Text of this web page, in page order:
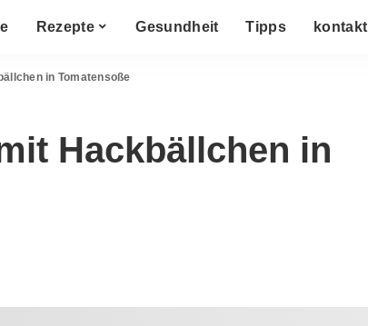
Rezepte Gesundheit Tipps kontakt
in Tomatensoße
Hackbällchen in